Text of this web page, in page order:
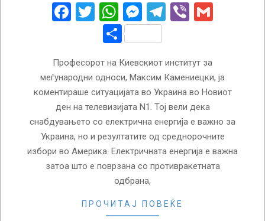
Facebook
Twitter
WhatsApp
Messenger
Telegram
Viber
Share
Професорот на Киевскиот институт за
меѓународни односи, Максим Камениецки, ја
коментираше ситуацијата во Украина во Новиот
ден на телевизијата N1. Тој вели дека
снабдувањето со електрична енергија е важно за
Украина, но и резултатите од среднорочните
избори во Америка. Електричната енергија е важна
затоа што е поврзана со противракетната
одбрана,
ПРОЧИТАЈ ПОВЕЌЕ